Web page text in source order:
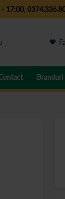
- 17:00,
Branduri